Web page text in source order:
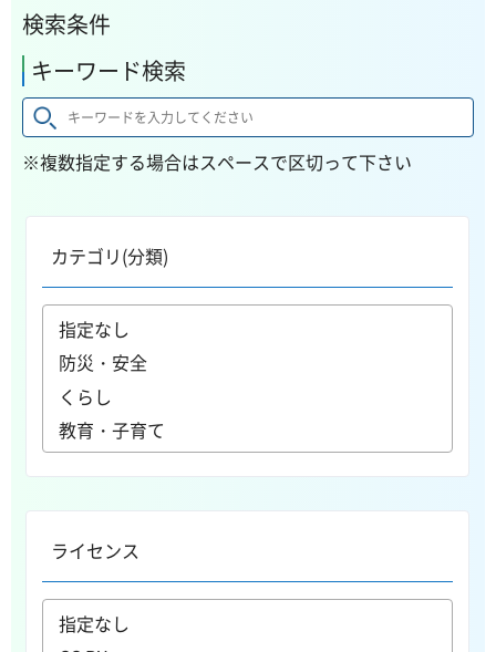
検索条件
キーワード検索
※複数指定する場合はスペースで区切って下さい
カテゴリ(分類)
ライセンス